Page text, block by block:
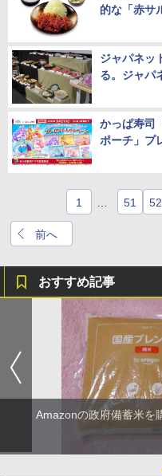
的な「赤サ
ジャパネッ
る。ジャパ
かっぱ寿司
ポーチ」プ
前へ
1 51 52
おすすめ記事
Amazonの政府備蓄米を